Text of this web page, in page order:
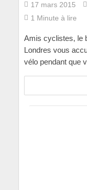
17 mars 2015
1 Minute à lire
Amis cyclistes, le
Londres vous
vélo pendant que